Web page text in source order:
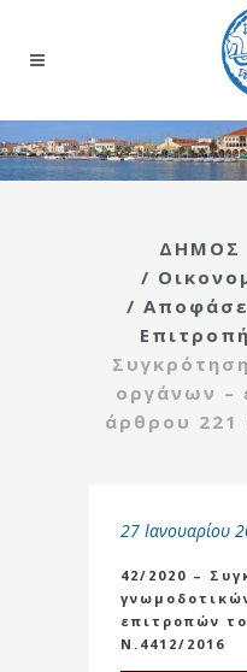
ΔΗΜΟΣ
/
/
οργάνων –
άρθρου 221
27 Ιανουαρίου
42/2020 –
επιτροπών
Ν.4412/2016